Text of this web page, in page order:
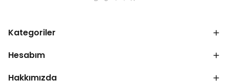
Kategoriler
Hesabım
Hakkımızda